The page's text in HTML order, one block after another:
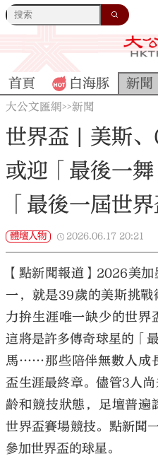
大公
首頁 白海豚 新聞
大公文匯網>>新聞
世界盃 | 美斯
或迎「最後一
「最後一屆世
體壇人物 2026.06.17 20:21
【點新聞報道】2026美
一，就是39歲的美斯挑
力拚生涯唯一缺少的世界
這將是許多傳奇球星的「
馬……那些陪伴無數人成
盃生涯最終章。儘管3人
齡和競技狀態，足壇普遍
世界盃賽場競技。點新聞
參加世界盃的球星。